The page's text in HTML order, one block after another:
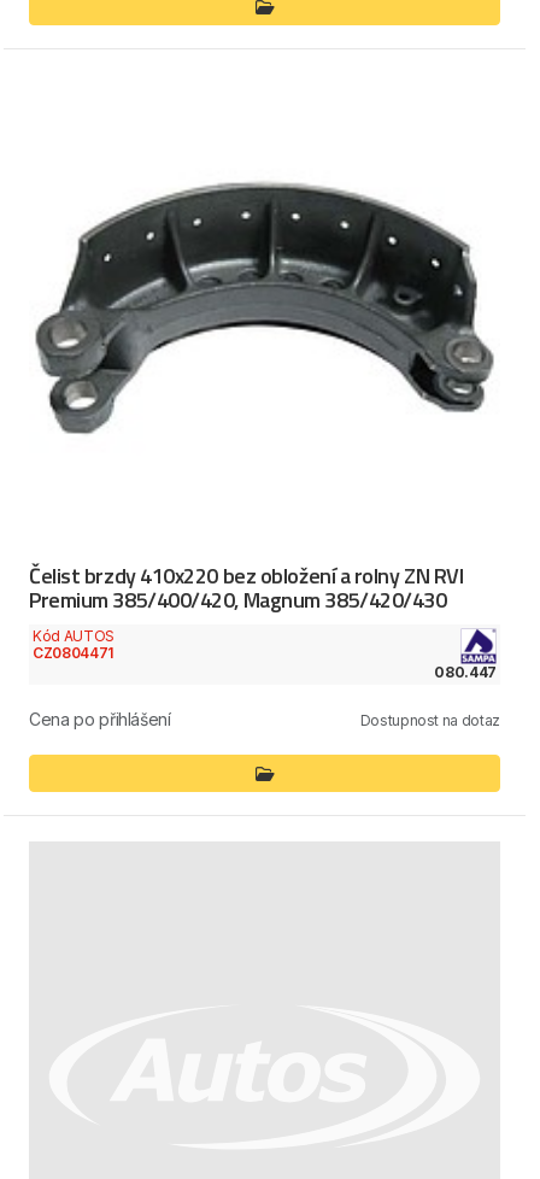
Čelist brzdy 410x220 bez obložení a rolny ZN RVI
Premium 385/400/420, Magnum 385/420/430
Kód AUTOS
CZ0804471
080.447
Cena po přihlášení Dostupnost na dotaz